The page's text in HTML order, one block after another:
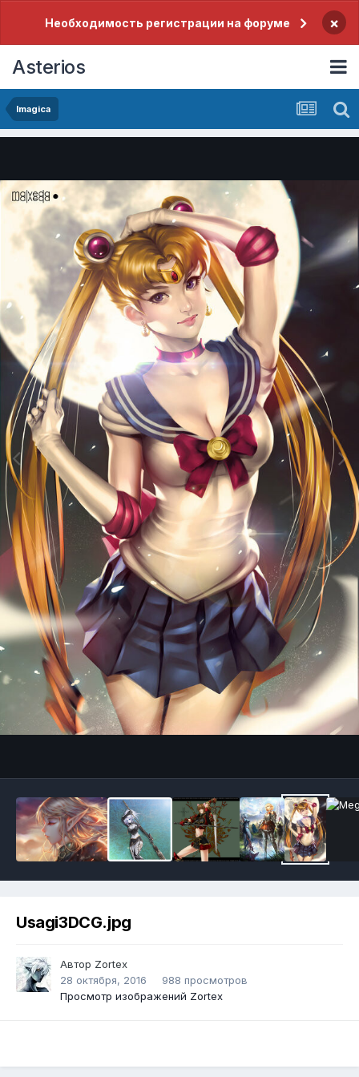
Необходимость регистрации на форуме ×
Asterios
Imagica
Usagi3DCG.jpg
Автор Zortex
28 октября, 2016
988 просмотров
Просмотр изображений Zortex